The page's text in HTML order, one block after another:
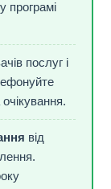
програмі
послуг і
від